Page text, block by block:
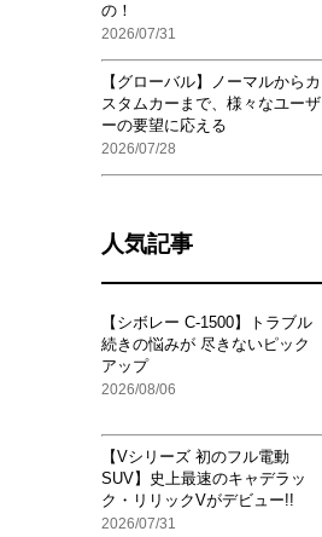
の！
2026/07/31
【グローバル】ノーマルからカ
スタムカーまで、様々なユーザ
ーの要望に応える
2026/07/28
人気記事
【シボレー C-1500】トラブル
続きの悩みが 尽きないピック
アップ
2026/08/06
【Vシリーズ 初のフル電動
SUV】史上最速のキャデラッ
ク・リリックVがデビュー!!
2026/07/31